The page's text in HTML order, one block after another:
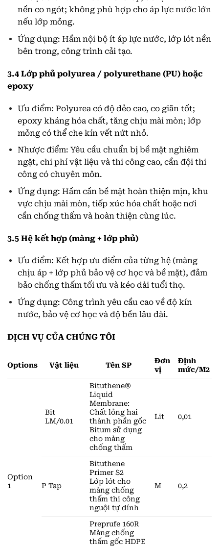
nền co ngót; không phù hợp cho áp lực nước lớn
nếu lớp mỏng.
Ứng dụng: Hầm nội bộ ít áp lực nước, lớp lót nền
bên trong, công trình cải tạo.
3.4 Lớp phủ polyurea / polyurethane (PU) hoặc
epoxy
Ưu điểm: Polyurea có độ dẻo cao, co giãn tốt;
epoxy kháng hóa chất, tăng chịu mài mòn; lớp
mỏng có thể che kín vết nứt nhỏ.
Nhược điểm: Yêu cầu chuẩn bị bề mặt nghiêm
ngặt, chi phí vật liệu và thi công cao, cần đội thi
công có chuyên môn.
Ứng dụng: Hầm cần bề mặt hoàn thiện mịn, khu
vực chịu mài mòn, tiếp xúc hóa chất hoặc nơi
cần chống thấm và hoàn thiện cùng lúc.
3.5 Hệ kết hợp (màng + lớp phủ)
Ưu điểm: Kết hợp ưu điểm của từng hệ (màng
chịu áp + lớp phủ bảo vệ cơ học và bề mặt), đảm
bảo chống thấm tối ưu và kéo dài tuổi thọ.
Ứng dụng: Công trình yêu cầu cao về độ kín
nước, bảo vệ cơ học và độ bền lâu dài.
DỊCH VỤ CỦA CHÚNG TÔI
Options Vật liệu Tên SP
Đơn
vị
Định
mức/M2
Option
1
Bit
LM/0.01
Bituthene®
Liquid
Membrane:
Chất lỏng hai
thành phần gốc
Bitum sử dụng
cho màng
chống thấm
Lit 0,01
P Tap
Bituthene
Primer S2
Lớp lót cho
màng chống
thấm thi công
nguội tự dính
M 0,2
Preprufe 160R
Màng chống
thấm gốc HDPE